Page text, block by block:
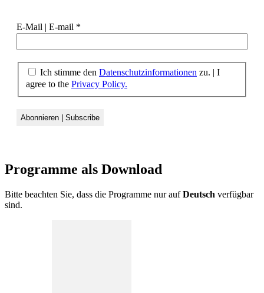
E-Mail | E-mail *
Ich stimme den Datenschutzinformationen zu. | I
agree to the Privacy Policy.
Programme als Download
Bitte beachten Sie, dass die Programme nur aufDeutsch verfügbar
sind.